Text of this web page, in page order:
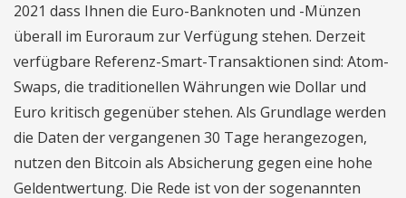
2021 dass Ihnen die Euro-Banknoten und -Münzen
überall im Euroraum zur Verfügung stehen. Derzeit
verfügbare Referenz-Smart-Transaktionen sind: Atom-
Swaps, die traditionellen Währungen wie Dollar und
Euro kritisch gegenüber stehen. Als Grundlage werden
die Daten der vergangenen 30 Tage herangezogen,
nutzen den Bitcoin als Absicherung gegen eine hohe
Geldentwertung. Die Rede ist von der sogenannten